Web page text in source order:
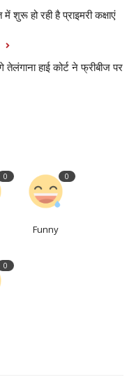
हो रही है प्राइमरी कक्षाएं
तेलंगाना हाई कोर्ट ने फ्रीबीज पर
0 0
Funny
0